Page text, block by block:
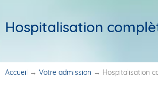
Hospitalisation
Accueil → Votre admission → Hospitalisation